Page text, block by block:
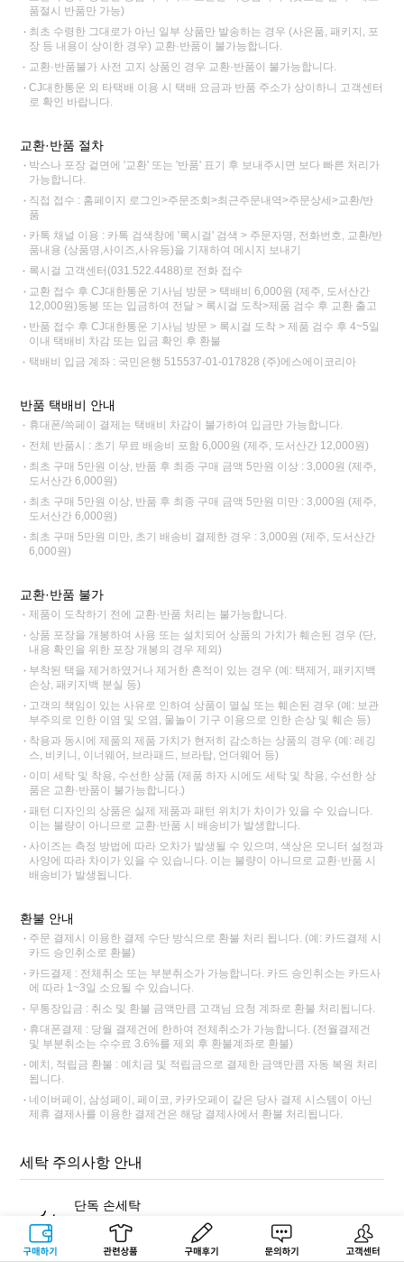
구매하기 관련상품 상품후기 문의하기 고객센터
품절시 반품만 가능)
최초 수령한 그대로가 아닌 일부 상품만 발송하는 경우 (사은품, 패키지, 포
장 등 내용이 상이한 경우) 교환·반품이 불가능합니다.
교환·반품불가 사전 고지 상품인 경우 교환·반품이 불가능합니다.
CJ대한통운 외 타택배 이용 시 택배 요금과 반품 주소가 상이하니 고객센터
로 확인 바랍니다.
교환·반품 절차
박스나 포장 겉면에 '교환' 또는 '반품' 표기 후 보내주시면 보다 빠른 처리가
가능합니다.
직접 접수 : 홈페이지 로그인>주문조회>최근주문내역>주문상세>교환/반
품
카톡 채널 이용 : 카톡 검색창에 '록시걸' 검색 > 주문자명, 전화번호, 교환/반
품내용 (상품명,사이즈,사유등)을 기재하여 메시지 보내기
록시걸 고객센터(031.522.4488)로 전화 접수
교환 접수 후 CJ대한통운 기사님 방문 > 택배비 6,000원 (제주, 도서산간
12,000원)동봉 또는 입금하여 전달 > 록시걸 도착>제품 검수 후 교환 출고
반품 접수 후 CJ대한통운 기사님 방문 > 록시걸 도착 > 제품 검수 후 4~5일
이내 택배비 차감 또는 입금 확인 후 환불
택배비 입금 계좌 : 국민은행 515537-01-017828 (주)에스에이코리아
반품 택배비 안내
휴대폰/쓱페이 결제는 택배비 차감이 불가하여 입금만 가능합니다.
전체 반품시 : 초기 무료 배송비 포함 6,000원 (제주, 도서산간 12,000원)
최초 구매 5만원 이상, 반품 후 최종 구매 금액 5만원 이상 : 3,000원 (제주,
도서산간 6,000원)
최초 구매 5만원 이상, 반품 후 최종 구매 금액 5만원 미만 : 3,000원 (제주,
도서산간 6,000원)
최초 구매 5만원 미만, 초기 배송비 결제한 경우 : 3,000원 (제주, 도서산간
6,000원)
교환·반품 불가
제품이 도착하기 전에 교환·반품 처리는 불가능합니다.
상품 포장을 개봉하여 사용 또는 설치되어 상품의 가치가 훼손된 경우 (단,
내용 확인을 위한 포장 개봉의 경우 제외)
부착된 택을 제거하였거나 제거한 흔적이 있는 경우 (예: 택제거, 패키지백
손상, 패키지백 분실 등)
고객의 책임이 있는 사유로 인하여 상품이 멸실 또는 훼손된 경우 (예: 보관
부주의로 인한 이염 및 오염, 물놀이 기구 이용으로 인한 손상 및 훼손 등)
착용과 동시에 제품의 제품 가치가 현저히 감소하는 상품의 경우 (예: 레깅
스, 비키니, 이너웨어, 브라패드, 브라탑, 언더웨어 등)
이미 세탁 및 착용, 수선한 상품 (제품 하자 시에도 세탁 및 착용, 수선한 상
품은 교환·반품이 불가능합니다.)
패턴 디자인의 상품은 실제 제품과 패턴 위치가 차이가 있을 수 있습니다.
이는 불량이 아니므로 교환·반품 시 배송비가 발생합니다.
사이즈는 측정 방법에 따라 오차가 발생될 수 있으며, 색상은 모니터 설정과
사양에 따라 차이가 있을 수 있습니다. 이는 불량이 아니므로 교환·반품 시
배송비가 발생됩니다.
환불 안내
주문 결제시 이용한 결제 수단 방식으로 환불 처리 됩니다. (예: 카드결제 시
카드 승인취소로 환불)
카드결제 : 전체취소 또는 부분취소가 가능합니다. 카드 승인취소는 카드사
에 따라 1~3일 소요될 수 있습니다.
무통장입금 : 취소 및 환불 금액만큼 고객님 요청 계좌로 환불 처리됩니다.
휴대폰결제 : 당월 결제건에 한하여 전체취소가 가능합니다. (전월결제건
및 부분취소는 수수료 3.6%를 제외 후 환불계좌로 환불)
예치, 적립금 환불 : 예치금 및 적립금으로 결제한 금액만큼 자동 복원 처리
됩니다.
네이버페이, 삼성페이, 페이코, 카카오페이 같은 당사 결제 시스템이 아닌
제휴 결제사를 이용한 결제건은 해당 결제사에서 환불 처리됩니다.
세탁 주의사항 안내
단독 손세탁
반드시 표백 성분이 없는 중성세제를 사용해 단독 손세탁해주세
요. 염색 잔료가 빠져나와 다른 제품에 이염이 될 수 있습니다.